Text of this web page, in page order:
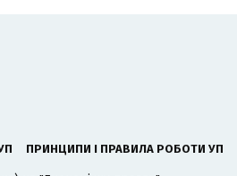
ПРИНЦИПИ І ПРАВИЛА РОБОТИ УП